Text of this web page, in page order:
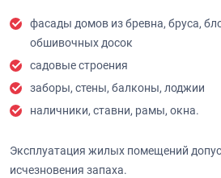
фасады домов из бревна, бруса,
обшивочных досок
садовые строения
заборы, стены, балконы, лоджии
наличники, ставни, рамы, окна.
Эксплуатация жилых помещений
исчезновения запаха.